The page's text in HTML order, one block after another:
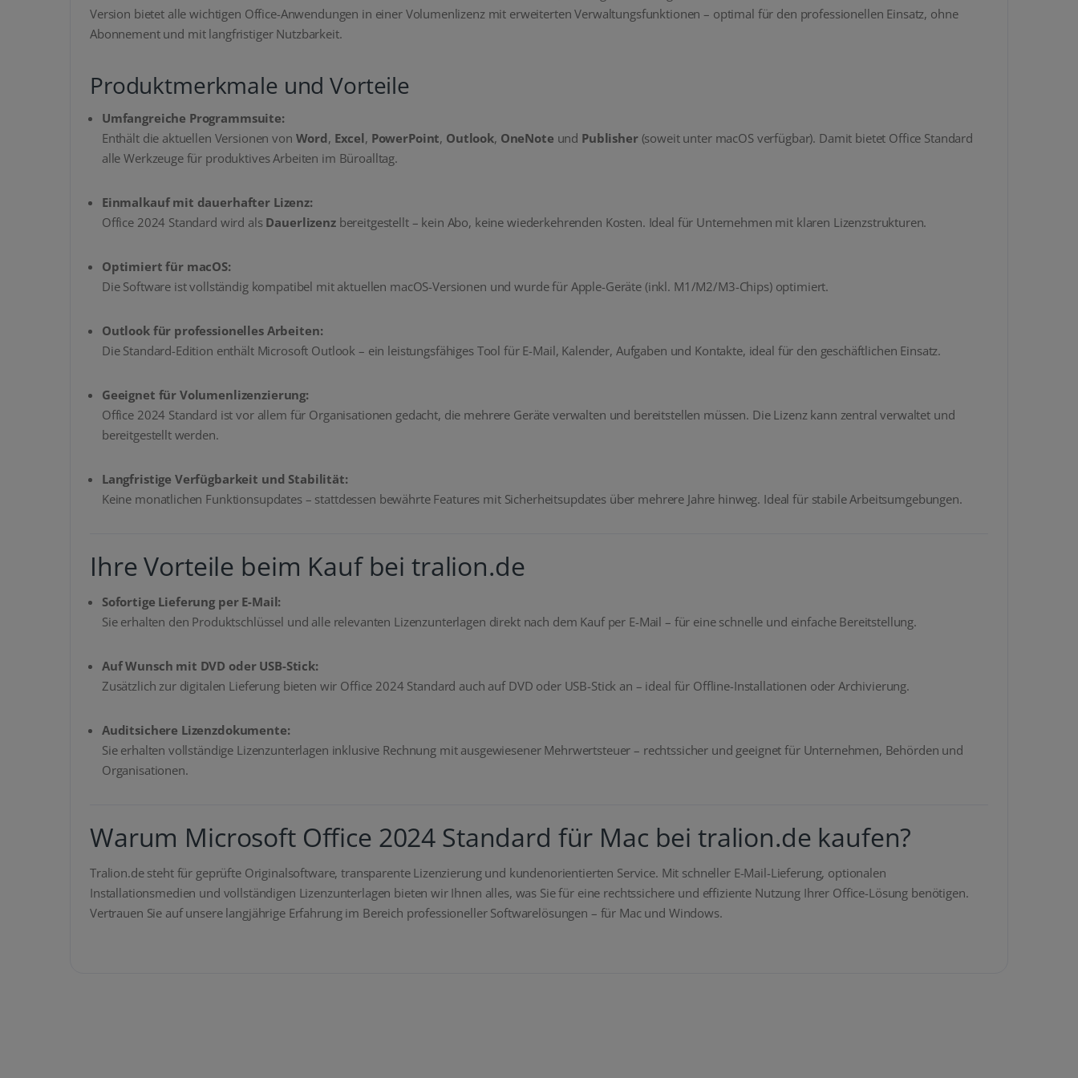
Version bietet alle wichtigen Office-Anwendungen in einer Volumenlizenz mit erweiterten Verwaltungsfunktionen – optimal für den professionellen Einsatz, ohne
Abonnement und mit langfristiger Nutzbarkeit.
Produktmerkmale und Vorteile
Umfangreiche Programmsuite:
Enthält die aktuellen Versionen von Word, Excel, PowerPoint, Outlook, OneNote und Publisher(soweit unter macOS verfügbar). Damit bietet Office Standard
alle Werkzeuge für produktives Arbeiten im Büroalltag.
Einmalkauf mit dauerhafter Lizenz:
Office 2024 Standard wird als Dauerlizenzbereitgestellt – kein Abo, keine wiederkehrenden Kosten. Ideal für Unternehmen mit klaren Lizenzstrukturen.
Optimiert für macOS:
Die Software ist vollständig kompatibel mit aktuellen macOS-Versionen und wurde für Apple-Geräte (inkl. M1/M2/M3-Chips) optimiert.
Outlook für professionelles Arbeiten:
Die Standard-Edition enthält Microsoft Outlook – ein leistungsfähiges Tool für E-Mail, Kalender, Aufgaben und Kontakte, ideal für den geschäftlichen Einsatz.
Geeignet für Volumenlizenzierung:
Office 2024 Standard ist vor allem für Organisationen gedacht, die mehrere Geräte verwalten und bereitstellen müssen. Die Lizenz kann zentral verwaltet und
bereitgestellt werden.
Langfristige Verfügbarkeit und Stabilität:
Keine monatlichen Funktionsupdates – stattdessen bewährte Features mit Sicherheitsupdates über mehrere Jahre hinweg. Ideal für stabile Arbeitsumgebungen.
Ihre Vorteile beim Kauf bei tralion.de
Sofortige Lieferung per E-Mail:
Sie erhalten den Produktschlüssel und alle relevanten Lizenzunterlagen direkt nach dem Kauf per E-Mail – für eine schnelle und einfache Bereitstellung.
Auf Wunsch mit DVD oder USB-Stick:
Zusätzlich zur digitalen Lieferung bieten wir Office 2024 Standard auch auf DVD oder USB-Stick an – ideal für Offline-Installationen oder Archivierung.
Auditsichere Lizenzdokumente:
Sie erhalten vollständige Lizenzunterlagen inklusive Rechnung mit ausgewiesener Mehrwertsteuer – rechtssicher und geeignet für Unternehmen, Behörden und
Organisationen.
Warum Microsoft Office 2024 Standard für Mac bei tralion.de kaufen?
Tralion.de steht für geprüfte Originalsoftware, transparente Lizenzierung und kundenorientierten Service. Mit schneller E-Mail-Lieferung, optionalen
Installationsmedien und vollständigen Lizenzunterlagen bieten wir Ihnen alles, was Sie für eine rechtssichere und effiziente Nutzung Ihrer Office-Lösung benötigen.
Vertrauen Sie auf unsere langjährige Erfahrung im Bereich professioneller Softwarelösungen – für Mac und Windows.